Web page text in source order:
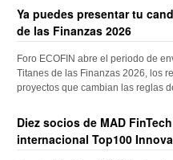
Ya puedes presentar tu
de las Finanzas 2026
Foro ECOFIN abre el periodo de
Titanes de las Finanzas 2026, los
proyectos que cambian las reglas
Diez socios de MAD
internacional Top100